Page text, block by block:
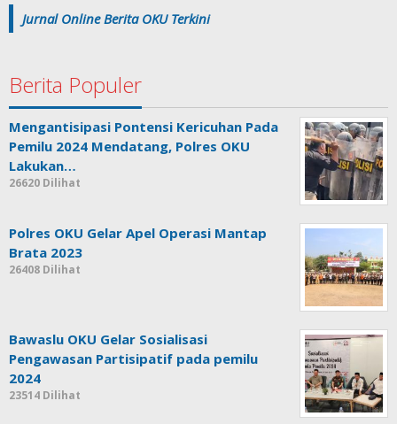
Jurnal Online Berita OKU Terkini
Berita Populer
Mengantisipasi Pontensi Kericuhan Pada
Pemilu 2024 Mendatang, Polres OKU
Lakukan…
26620 Dilihat
Polres OKU Gelar Apel Operasi Mantap
Brata 2023
26408 Dilihat
Bawaslu OKU Gelar Sosialisasi
Pengawasan Partisipatif pada pemilu
2024
23514 Dilihat